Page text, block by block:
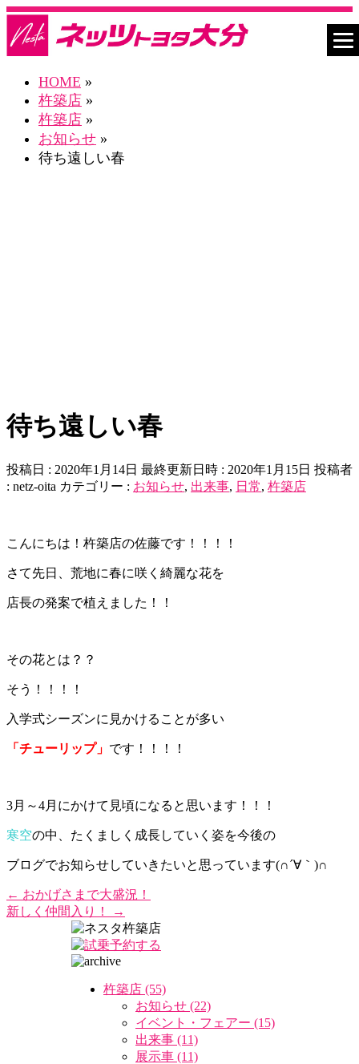
HOME »
杵築店 »
杵築店 »
お知らせ »
待ち遠しい春
待ち遠しい春
投稿日 : 2020年1月14日 最終更新日時 : 2020年1月15日 投稿者
: netz-oita カテゴリー : お知らせ, 出来事, 日常, 杵築店
こんにちは！杵築店の佐藤です！！！！
さて先日、荒地に春に咲く綺麗な花を
店長の発案で植えました！！
その花とは？？
そう！！！！
入学式シーズンに見かけることが多い
「チューリップ」 です！！！！
3月～4月にかけて見頃になると思います！！！
寒空の中、たくましく成長していく姿を今後の
ブログでお知らせしていきたいと思っています(∩´∀｀)∩
← おかげさまで大盛況！
新しく仲間入り！
→
杵築店 (55)
お知らせ (22)
イベント・フェアー (15)
出来事 (11)
展示車 (11)